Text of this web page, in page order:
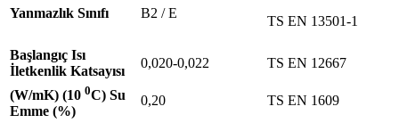
Yanmazlık Sınıfı B2 / E
TS EN 13501-1
Başlangıç Isı
İletkenlik Katsayısı
0,020-0,022 TS EN 12667
(W/mK) (10 0C) Su
Emme (%)
0,20 TS EN 1609